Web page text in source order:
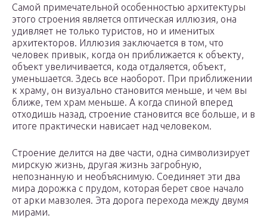
Самой примечательной особенностью архитектуры
этого строения является оптическая иллюзия, она
удивляет не только туристов, но и именитых
архитекторов. Иллюзия заключается в том, что
человек привык, когда он приближается к объекту,
объект увеличивается, кода отдаляется, объект,
уменьшается. Здесь все наоборот. При приближении
к храму, он визуально становится меньше, и чем вы
ближе, тем храм меньше. А когда спиной вперед
отходишь назад, строение становится все больше, и в
итоге практически нависает над человеком.
Строение делится на две части, одна символизирует
мирскую жизнь, другая жизнь загробную,
непознанную и необъяснимую. Соединяет эти два
мира дорожка с прудом, которая берет свое начало
от арки мавзолея. Эта дорога перехода между двумя
мирами.